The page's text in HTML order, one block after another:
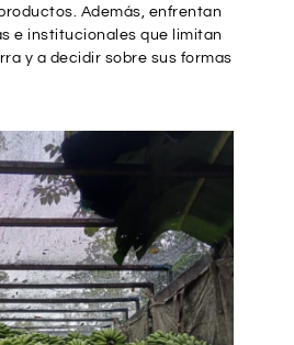
Además, enfrentan
e institucionales que limitan
y a decidir sobre sus formas